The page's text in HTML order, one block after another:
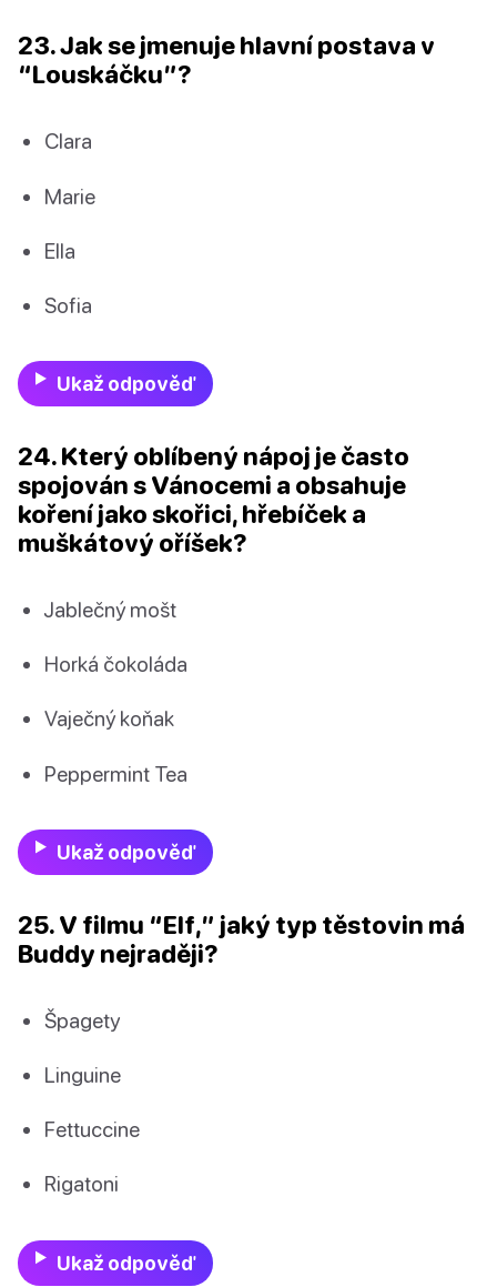
23. Jak se jmenuje hlavní postava v
“Louskáčku”?
Clara
Marie
Ella
Sofia
Ukaž odpověď
24. Který oblíbený nápoj je často
spojován s Vánocemi a obsahuje
koření jako skořici, hřebíček a
muškátový oříšek?
Jablečný mošt
Horká čokoláda
Vaječný koňak
Peppermint Tea
Ukaž odpověď
25. V filmu “Elf,” jaký typ těstovin má
Buddy nejraději?
Špagety
Linguine
Fettuccine
Rigatoni
Ukaž odpověď